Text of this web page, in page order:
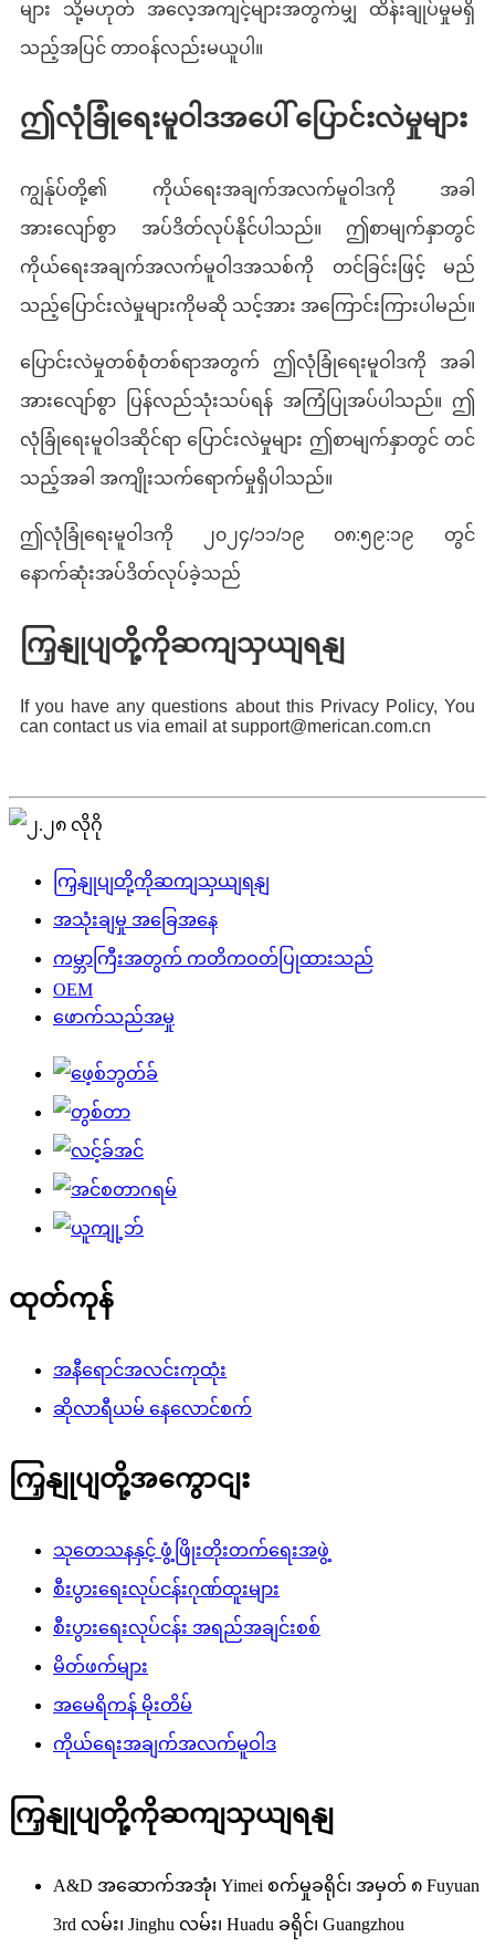
များ သို့မဟုတ် အလေ့အကျင့်များအတွက်မျှ ထိန်းချုပ်မှုမရှိ
သည့်အပြင် တာဝန်လည်းမယူပါ။
ဤလုံခြုံရေးမူဝါဒအပေါ် ပြောင်းလဲမှုများ
ကျွန်ုပ်တို့၏ ကိုယ်ရေးအချက်အလက်မူဝါဒကို အခါ
အားလျော်စွာ အပ်ဒိတ်လုပ်နိုင်ပါသည်။ ဤစာမျက်နှာတွင်
ကိုယ်ရေးအချက်အလက်မူဝါဒအသစ်ကို တင်ခြင်းဖြင့် မည်
သည့်ပြောင်းလဲမှုများကိုမဆို သင့်အား အကြောင်းကြားပါမည်။
ပြောင်းလဲမှုတစ်စုံတစ်ရာအတွက် ဤလုံခြုံရေးမူဝါဒကို အခါ
အားလျော်စွာ ပြန်လည်သုံးသပ်ရန် အကြံပြုအပ်ပါသည်။ ဤ
လုံခြုံရေးမူဝါဒဆိုင်ရာ ပြောင်းလဲမှုများ ဤစာမျက်နှာတွင် တင်
သည့်အခါ အကျိုးသက်ရောက်မှုရှိပါသည်။
ဤလုံခြုံရေးမူဝါဒကို ၂၀၂၄/၁၁/၁၉ ၀၈:၅၉:၁၉ တွင်
နောက်ဆုံးအပ်ဒိတ်လုပ်ခဲ့သည်
ကြှနျုပျတို့ကိုဆကျသှယျရနျ
If you have any questions about this Privacy Policy, You
can contact us via email at support@merican.com.cn
ကြှနျုပျတို့ကိုဆကျသှယျရနျ
အသုံးချမှု အခြေအနေ
ကမ္ဘာကြီးအတွက် ကတိကဝတ်ပြုထားသည်
OEM
ဖောက်သည်အမှု
ထုတ်ကုန်
အနီရောင်အလင်းကုထုံး
ဆိုလာရီယမ် နေလောင်စက်
ကြှနျုပျတို့အကွောငျး
သုတေသနနှင့် ဖွံ့ဖြိုးတိုးတက်ရေးအဖွဲ့
စီးပွားရေးလုပ်ငန်းဂုဏ်ထူးများ
စီးပွားရေးလုပ်ငန်း အရည်အချင်းစစ်
မိတ်ဖက်များ
အမေရိကန် မိုးတိမ်
ကိုယ်ရေးအချက်အလက်မူဝါဒ
ကြှနျုပျတို့ကိုဆကျသှယျရနျ
A&D အဆောက်အအုံ၊ Yimei စက်မှုခရိုင်၊ အမှတ် ၈ Fuyuan
3rd လမ်း၊ Jinghu လမ်း၊ Huadu ခရိုင်၊ Guangzhou